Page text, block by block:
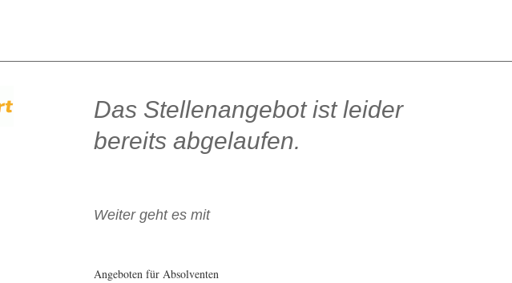
Das Stellenangebot ist leider
bereits abgelaufen.
Weiter geht es mit
Angeboten für Absolventen